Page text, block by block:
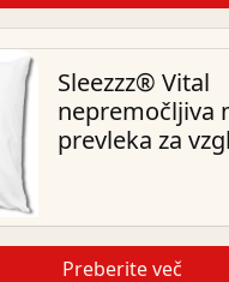
Sleezzz® Vital
nepremočljiva
prevleka za
Preberite več